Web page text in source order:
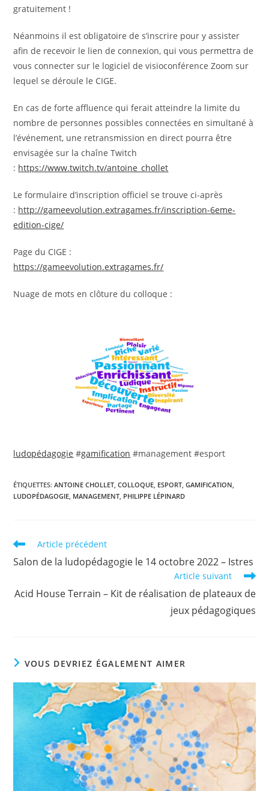
gratuitement !
Néanmoins il est obligatoire de s’inscrire pour y assister
afin de recevoir le lien de connexion, qui vous permettra de
vous connecter sur le logiciel de visioconférence Zoom sur
lequel se déroule le CIGE.
En cas de forte affluence qui ferait atteindre la limite du
nombre de personnes possibles connectées en simultané à
l’événement, une retransmission en direct pourra être
envisagée sur la chaîne Twitch
: https://www.twitch.tv/antoine_chollet
Le formulaire d’inscription officiel se trouve ci-après
: http://gameevolution.extragames.fr/inscription-6eme-
edition-cige/
Page du CIGE :
https://gameevolution.extragames.fr/
Nuage de mots en clôture du colloque :
ludopédagogie #gamification #management #esport
ÉTIQUETTES:ANTOINE CHOLLET, COLLOQUE, ESPORT, GAMIFICATION,
LUDOPÉDAGOGIE, MANAGEMENT, PHILIPPE LÉPINARD
Read
more
articles
Article précédent
Salon de la ludopédagogie le 14 octobre 2022 – Istres
Article suivant
Acid House Terrain – Kit de réalisation de plateaux de
jeux pédagogiques
VOUS DEVRIEZ ÉGALEMENT AIMER